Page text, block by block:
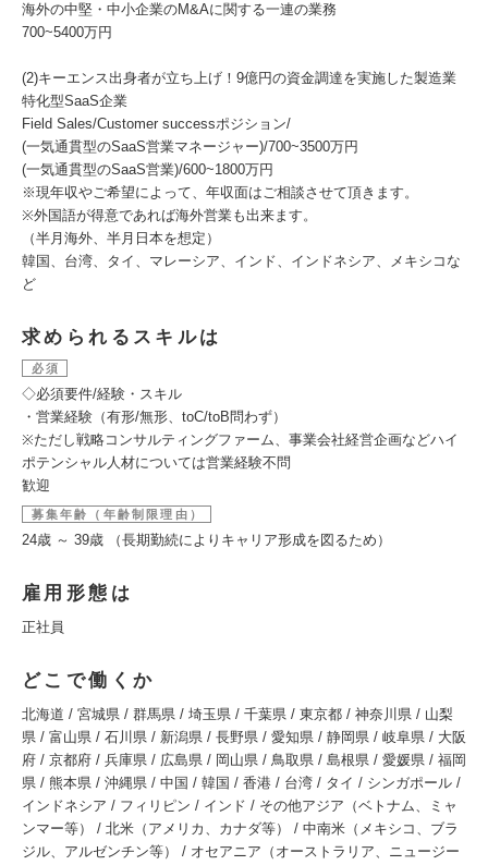
海外の中堅・中小企業のM&Aに関する一連の業務
700~5400万円
(2)キーエンス出身者が立ち上げ！9億円の資金調達を実施した製造業
特化型SaaS企業
Field Sales/Customer successポジション/
(一気通貫型のSaaS営業マネージャー)/700~3500万円
(一気通貫型のSaaS営業)/600~1800万円
※現年収やご希望によって、年収面はご相談させて頂きます。
※外国語が得意であれば海外営業も出来ます。
（半月海外、半月日本を想定）
韓国、台湾、タイ、マレーシア、インド、インドネシア、メキシコな
ど
求められるスキルは
必須
◇必須要件/経験・スキル
・営業経験（有形/無形、toC/toB問わず）
※ただし戦略コンサルティングファーム、事業会社経営企画などハイ
ポテンシャル人材については営業経験不問
歓迎
募集年齢（年齢制限理由）
24歳 ～ 39歳 （長期勤続によりキャリア形成を図るため）
雇用形態は
正社員
どこで働くか
北海道 / 宮城県 / 群馬県 / 埼玉県 / 千葉県 / 東京都 / 神奈川県 / 山梨
県 / 富山県 / 石川県 / 新潟県 / 長野県 / 愛知県 / 静岡県 / 岐阜県 / 大阪
府 / 京都府 / 兵庫県 / 広島県 / 岡山県 / 鳥取県 / 島根県 / 愛媛県 / 福岡
県 / 熊本県 / 沖縄県 / 中国 / 韓国 / 香港 / 台湾 / タイ / シンガポール /
インドネシア / フィリピン / インド / その他アジア（ベトナム、ミャ
ンマー等） / 北米（アメリカ、カナダ等） / 中南米（メキシコ、ブラ
ジル、アルゼンチン等） / オセアニア（オーストラリア、ニュージー